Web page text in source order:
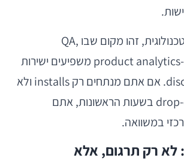
מבחינת הנהלה טכנולוגית, זהו מקום שבו QA,
observability ו-product analytics משפיעים ישירות
על discoverability. אם אתם מנתחים רק installs ולא
מתעמקים ב-drop-off בשעות הראשונות, אתם
במשוואה.
לא רק תרגום, אלא